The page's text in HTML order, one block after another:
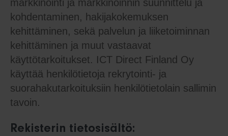
markkinointi ja markkinoinnin suunnittelu ja
kohdentaminen, hakijakokemuksen
kehittäminen, sekä palvelun ja liiketoiminnan
kehittäminen ja muut vastaavat
käyttötarkoitukset. ICT Direct Finland Oy
käyttää henkilötietoja rekrytointi- ja
suorahakutarkoituksiin henkilötietolain sallimin
tavoin.
Rekisterin tietosisältö: